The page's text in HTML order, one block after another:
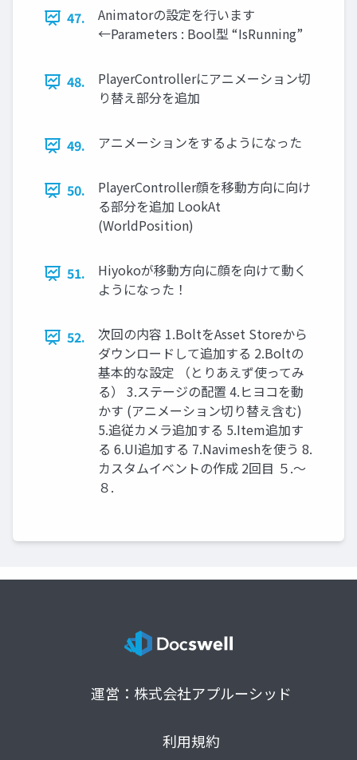
47.
Animatorの設定を行います
←Parameters : Bool型 “IsRunning”
48.
PlayerControllerにアニメーション切
り替え部分を追加
49. アニメーションをするようになった
50.
PlayerController顔を移動方向に向け
る部分を追加 LookAt
(WorldPosition)
51.
Hiyokoが移動方向に顔を向けて動く
ようになった！
52.
次回の内容 1.BoltをAsset Storeから
ダウンロードして追加する 2.Boltの
基本的な設定 （とりあえず使ってみ
る） 3.ステージの配置 4.ヒヨコを動
かす (アニメーション切り替え含む)
5.追従カメラ追加する 5.Item追加す
る 6.UI追加する 7.Navimeshを使う 8.
カスタムイベントの作成 2回目 ５.～
８.
運営：株式会社アプルーシッド
利用規約